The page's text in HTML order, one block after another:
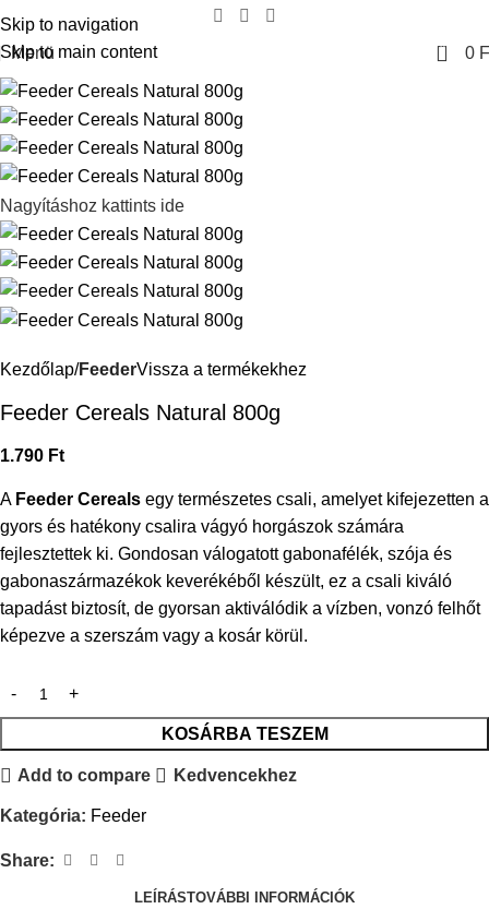
Skip to navigation
Skip to main content
Menü 0 0
Nagyításhoz kattints ide
Kezdőlap FeederVissza a termékekhez
Feeder Cereals Natural 800g
1.790 Ft
A Feeder Cereals egy természetes csali, amelyet kifejezetten a
gyors és hatékony csalira vágyó horgászok számára
fejlesztettek ki. Gondosan válogatott gabonafélék, szója és
gabonaszármazékok keverékéből készült, ez a csali kiváló
tapadást biztosít, de gyorsan aktiválódik a vízben, vonzó felhőt
képezve a szerszám vagy a kosár körül.
KOSÁRBA TESZEM
Add to compare Kedvencekhez
Kategória: Feeder
Share:
LEÍRÁSTOVÁBBI INFORMÁCIÓK